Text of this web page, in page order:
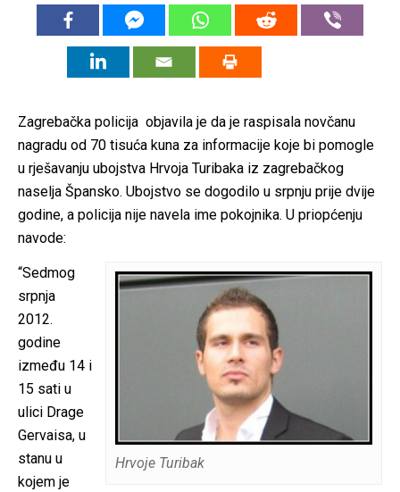
Zagrebačka policija objavila je da je raspisala novčanu
nagradu od 70 tisuća kuna za informacije koje bi pomogle
u rješavanju ubojstva Hrvoja Turibaka iz zagrebačkog
naselja Špansko. Ubojstvo se dogodilo u srpnju prije dvije
godine, a policija nije navela ime pokojnika. U priopćenju
navode:
Hrvoje Turibak
“Sedmog
srpnja
2012.
godine
između 14 i
15 sati u
ulici Drage
Gervaisa, u
stanu u
kojem je